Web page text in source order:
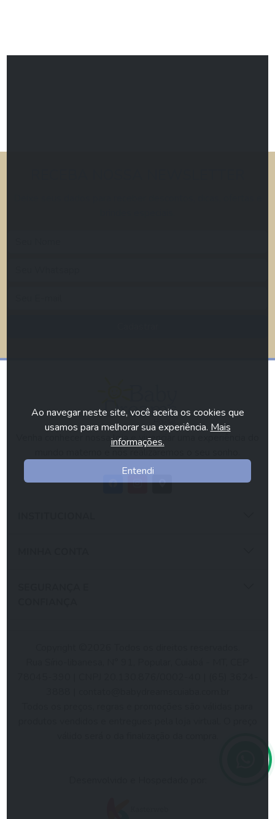
Venha conhecer nossa loja e vivenciar uma experiência do
Ao navegar neste site, você aceita os cookies que
usamos para melhorar sua experiência. Mais
informações.
Entendi